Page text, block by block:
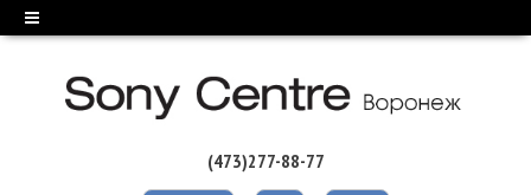
(473)277-88-77